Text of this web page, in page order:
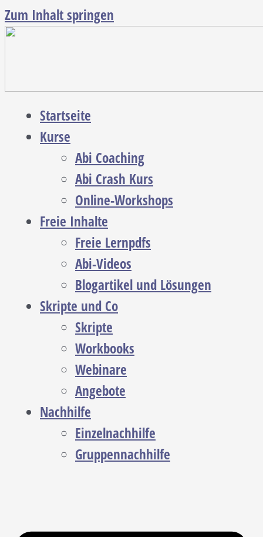
Zum Inhalt springen
Startseite
Kurse
Abi Coaching
Abi Crash Kurs
Online-Workshops
Freie Inhalte
Freie Lernpdfs
Abi-Videos
Blogartikel und Lösungen
Skripte und Co
Skripte
Workbooks
Webinare
Angebote
Nachhilfe
Einzelnachhilfe
Gruppennachhilfe